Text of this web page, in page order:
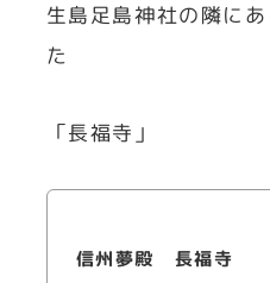
生島足島神社の隣に
た
「長福寺」
信州夢殿 長福寺